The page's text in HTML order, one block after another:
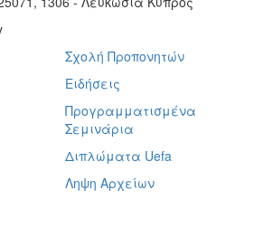
Σχολή Προπονητών
Ειδήσεις
Προγραμματισμένα
Σεμινάρια
Διπλώματα Uefa
Ληψη Αρχείων